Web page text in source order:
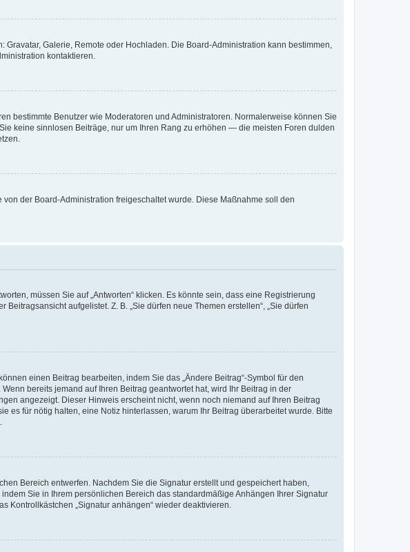
Galerie, Remote oder Hochladen. Die Board-Administration kann bestimmen,
kontaktieren.
bestimmte Benutzer wie Moderatoren und Administratoren. Normalerweise können Sie
keine sinnlosen Beiträge, nur um Ihren Rang zu erhöhen — die meisten Foren dulden
der Board-Administration freigeschaltet wurde. Diese Maßnahme soll den
müssen Sie auf „Antworten“ klicken. Es könnte sein, dass eine Registrierung
aufgelistet. Z. B. „Sie dürfen neue Themen erstellen“, „Sie dürfen
einen Beitrag bearbeiten, indem Sie das „Ändere Beitrag“-Symbol für den
bereits jemand auf Ihren Beitrag geantwortet hat, wird Ihr Beitrag in der
angezeigt. Dieser Hinweis erscheint nicht, wenn noch niemand auf Ihren Beitrag
es für nötig halten, eine Notiz hinterlassen, warum Ihr Beitrag überarbeitet wurde. Bitte
Bereich entwerfen. Nachdem Sie die Signatur erstellt und gespeichert haben,
Sie in Ihrem persönlichen Bereich das standardmäßige Anhängen Ihrer Signatur
Kontrollkästchen „Signatur anhängen“ wieder deaktivieren.